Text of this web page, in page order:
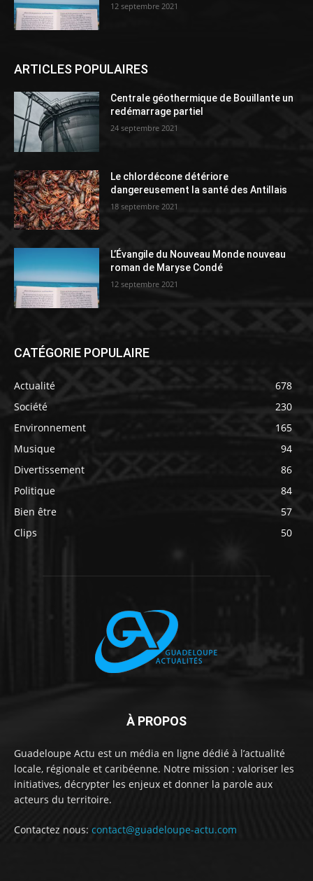
12 septembre 2021
ARTICLES POPULAIRES
Centrale géothermique de Bouillante un
redémarrage partiel
24 septembre 2021
Le chlordécone détériore
dangereusement la santé des Antillais
18 septembre 2021
L’Évangile du Nouveau Monde nouveau
roman de Maryse Condé
12 septembre 2021
CATÉGORIE POPULAIRE
Actualité
678
Société
230
Environnement
165
Musique
94
Divertissement
86
Politique
84
Bien être
57
Clips
50
À PROPOS
Guadeloupe Actu est un média en ligne dédié à l’actualité
locale, régionale et caribéenne. Notre mission : valoriser les
initiatives, décrypter les enjeux et donner la parole aux
acteurs du territoire.
Contactez nous: contact@guadeloupe-actu.com